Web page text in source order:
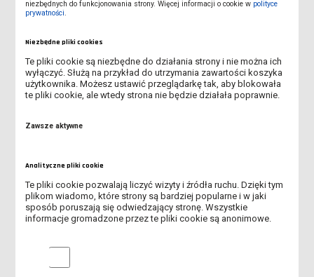
studentowi kształtowania i rozwoju umiejętności dydaktyczno-
wychowawczych w bezpośrednim kontakcie z uczniami, a
zawodu nauczyciela.
8. Miejsca odbywania zajęć.
Instytut Pedagogiczny na potrzeby wykładów, ćwiczeń
audytoryjnych i projektowych oraz seminariów korzysta z bazy
praktycznym Instytut wykorzystuje sale, które umożliwiają
naturalnego, odzwierciedlający codzienne sytuacje zawodowe.
sala nr 5 w Auli Comeniana) wyposażone m.in. w sprzęt
multimedialny (w tym dziennikarski) oraz instrumenty
muzyczne; Sala prób chóru (sala 117 w Auli Comeniana), w
lub dla publiczności do około 50 osób, oświetlenie sceniczne,
nagłośnienie oraz rekwizyty i kostiumy teatralne oraz
niezbędnych do funkcjonowania strony. Więcej informacji o cookie w polityce
prywatności
Niezbędne pliki cookies
Te pliki cookie są niezbędne do działania strony i nie można ich
wyłączyć. Służą na przykład do utrzymania zawartości koszyka
użytkownika. Możesz ustawić przeglądarkę tak, aby blokowała
te pliki cookie, ale wtedy strona nie będzie działała poprawnie.
Zawsze aktywne
Analityczne pliki cookie
Te pliki cookie pozwalają liczyć wizyty i źródła ruchu. Dzięki tym
plikom wiadomo, które strony są bardziej popularne i w jaki
sposób poruszają się odwiedzający stronę. Wszystkie
informacje gromadzone przez te pliki cookie są anonimowe.
Analityczne pliki cookie